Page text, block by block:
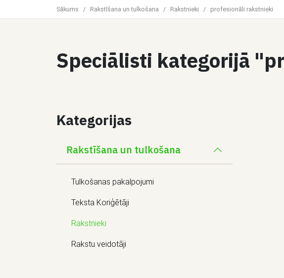
Sākums / Rakstīšana un tulkošana / Rakstnieki / profesionāli rakstnieki
Speciālisti kategorijā
Kategorijas
Rakstīšana un tulkošana
Tulkošanas pakalpojumi
Teksta Koriģētāji
Rakstnieki
Rakstu veidotāji